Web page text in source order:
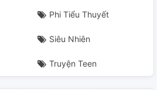
Tiên - Chương 29
Tiên - Chương 30
Phi Tiểu Thuyết
Siêu Nhiên
Truyện Teen